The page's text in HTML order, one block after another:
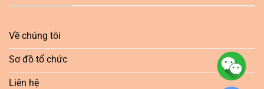
Về chúng tôi
Sơ đồ tổ chức
Liên hệ